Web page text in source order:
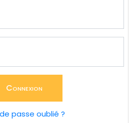
Connexion
passe oublié ?